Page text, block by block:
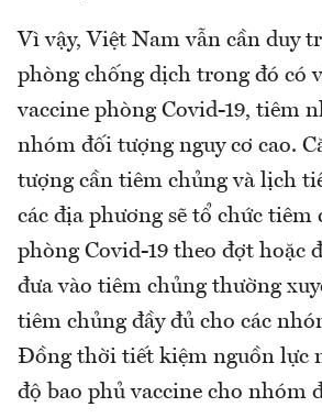
Vì vậy, Việt Nam vẫn cần duy
phòng chống dịch trong đó có
vaccine phòng Covid-19, tiêm
nhóm đối tượng nguy cơ cao.
tượng cần tiêm chủng và lịch
các địa phương sẽ tổ chức tiêm
phòng Covid-19 theo đợt hoặc
đưa vào tiêm chủng thường
tiêm chủng đầy đủ cho các
Đồng thời tiết kiệm nguồn lực
độ bao phủ vaccine cho nhóm